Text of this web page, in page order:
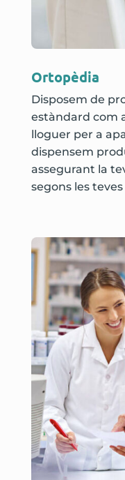
Ortopèdia
Disposem de
estàndard com
lloguer per a
dispensem
assegurant la
segons les